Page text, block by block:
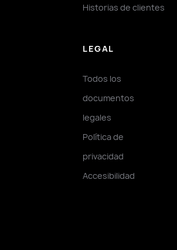
Historias de clientes
LEGAL
Todos los
documentos
legales
Política de
privacidad
Accesibilidad